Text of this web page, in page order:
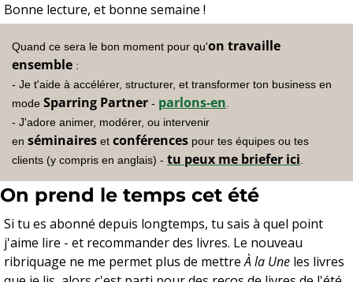
Bonne lecture, et bonne semaine !
Quand ce sera le bon moment pour qu'on travaille
ensemble :
- Je t'aide à accélérer, structurer, et transformer ton business en
mode Sparring Partner - parlons-en
- J'adore animer, modérer, ou intervenir
en séminaires et conférences pour tes équipes ou tes
clients (y compris en anglais) - tu peux me briefer ici
On prend le temps cet été
Si tu es abonné depuis longtemps, tu sais à quel point
j'aime lire - et recommander des livres. Le nouveau
ribriquage ne me permet plus de mettre À la Une les livres